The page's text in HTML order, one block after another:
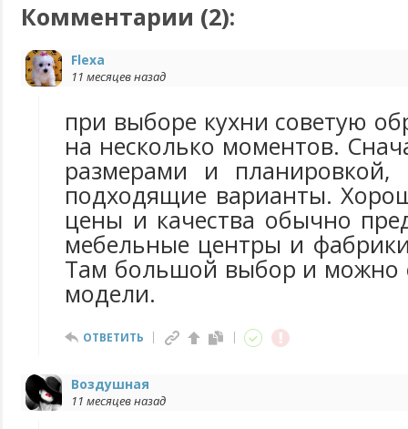
Комментарии (2):
Flexa
11 месяцев назад
при выборе кухни советую
на несколько моментов.
размерами и
подходящие варианты.
цены и качества обычно
мебельные центры и
Там большой выбор и можно
модели.
ОТВЕТИТЬ
Воздушная
11 месяцев назад